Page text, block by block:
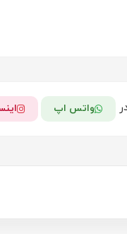
واتس اپ